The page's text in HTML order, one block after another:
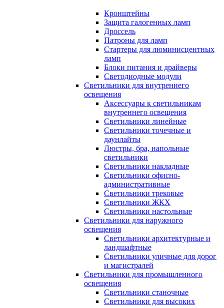
Кронштейны
Защита галогенных ламп
Дроссель
Патроны для ламп
Стартеры для люминисцентных
ламп
Блоки питания и драйверы
Светодиодные модули
Светильники для внутреннего
освещения
Аксессуары к светильникам
внутреннего освещения
Светильники линейные
Светильники точечные и
даунлайты
Люстры, бра, напольные
светильники
Светильники накладные
Светильники офисно-
административные
Светильники трековые
Светильники ЖКХ
Светильники настольные
Светильники для наружного
освещения
Светильники архитектурные и
ландшафтные
Светильники уличные для дорог
и магистралей
Светильники для промышленного
освещения
Светильники станочные
Светильники для высоких